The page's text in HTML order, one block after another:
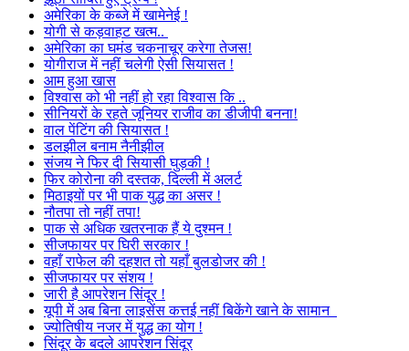
अमेरिका के कब्जे में खामेनेई !
योगी से कड़वाहट खत्म..
अमेरिका का घमंड चकनाचूर करेगा तेजस!
योगीराज में नहीं चलेगी ऐसी सियासत !
आम हुआ खास
विश्वास को भी नहीं हो रहा विश्वास कि ..
सीनियरों के रहते जूनियर राजीव का डीजीपी बनना!
वाल पेंटिंग की सियासत !
डलझील बनाम नैनीझील
संजय ने फिर दी सियासी घुड़की !
फिर कोरोना की दस्तक, दिल्ली में अलर्ट
मिठाइयों पर भी पाक युद्ध का असर !
नौतपा तो नहीं तपा!
पाक से अधिक खतरनाक हैं ये दुश्मन !
सीजफायर पर घिरी सरकार !
वहाँ राफेल की दहशत तो यहाँ बुलडोजर की !
सीजफायर पर संशय !
जारी है आपरेशन सिंदूर !
यूपी में अब बिना लाइसेंस कत्तई नहीं बिकेंगे खाने के सामान
ज्योतिषीय नजर में युद्ध का योग !
सिंदूर के बदले आपरेशन सिंदूर